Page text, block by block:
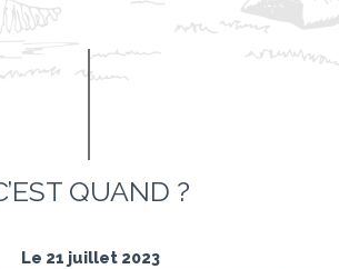
QUAND ?
Le 21 juillet 2023